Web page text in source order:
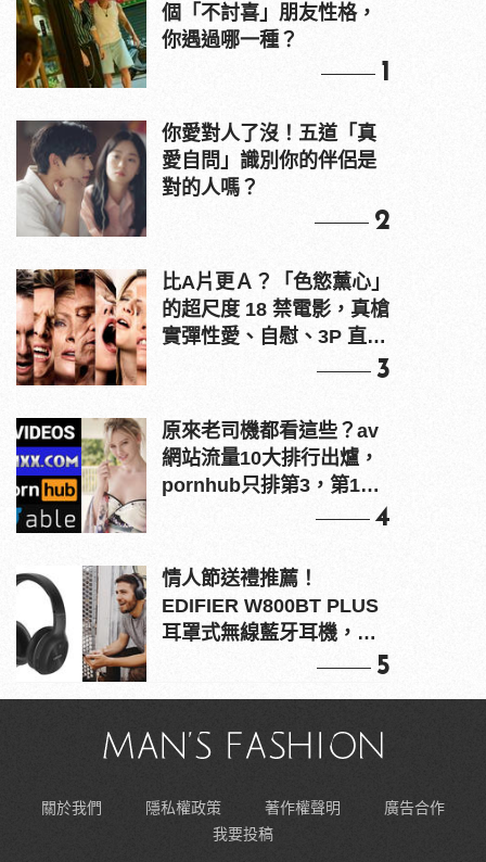
個「不討喜」朋友性格，
你遇過哪一種？
1
你愛對人了沒！五道「真
愛自問」識別你的伴侶是
對的人嗎？
2
比A片更Ａ？「色慾薰心」
的超尺度 18 禁電影，真槍
實彈性愛、自慰、3P 直接
3
原來老司機都看這些？av
網站流量10大排行出爐，
pornhub只排第3，第1名
4
情人節送禮推薦！
EDIFIER W800BT PLUS
耳罩式無線藍牙耳機，在
5
關於我們 隱私權政策 著作權聲明
廣告合作
我要投稿